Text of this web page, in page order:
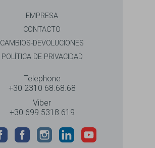
EMPRESA
CONTACTO
CAMBIOS-DEVOLUCIONES
POLÍTICA DE PRIVACIDAD
Telephone
+30 2310 68.68.68
Viber
+30 699 5318 619